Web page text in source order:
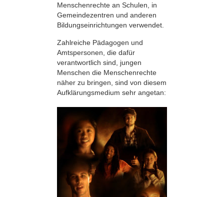
Menschenrechte an Schulen, in
Gemeindezentren und anderen
Bildungseinrichtungen verwendet.
Zahlreiche Pädagogen und
Amtspersonen, die dafür
verantwortlich sind, jungen
Menschen die Menschenrechte
näher zu bringen, sind von diesem
Aufklärungsmedium sehr angetan: